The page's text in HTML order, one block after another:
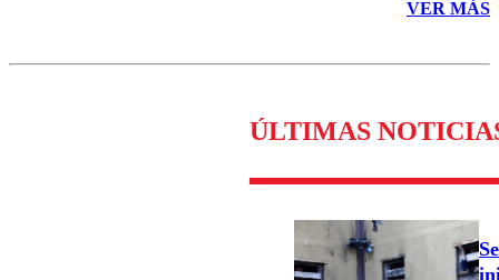
VER MÁS
ÚLTIMAS